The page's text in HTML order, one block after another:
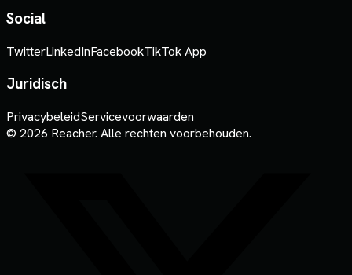
Social
TwitterLinkedInFacebookTikTok App
Juridisch
PrivacybeleidServicevoorwaarden
© 2026 Reacher. Alle rechten voorbehouden.